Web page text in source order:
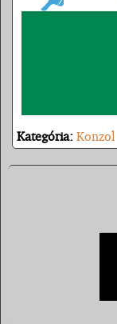
Kategória: Konzol